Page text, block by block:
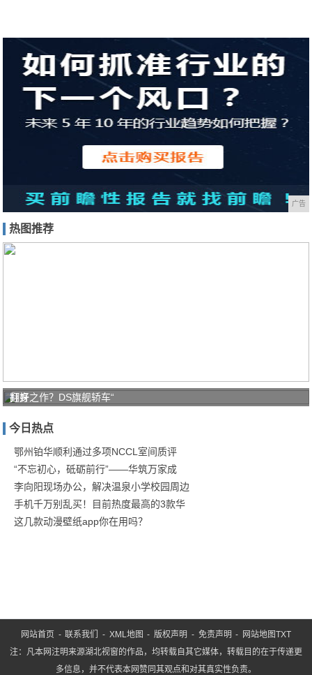
广告
热图推荐
打好
防疫
保卫
战！
商汤
翻身之作？DS旗舰轿车“
今日热点
鄂州铂华顺利通过多项NCCL室间质评
“不忘初心，砥砺前行”——华筑万家成
李向阳现场办公，解决温泉小学校园周边
手机千万别乱买！目前热度最高的3款华
这几款动漫壁纸app你在用吗？
网站首页 -联系我们 - XML地图 -版权声明 - 免责声明 - 网站地图TXT
注：凡本网注明来源湖北视窗的作品，均转载自其它媒体，转载目的在于传递更
多信息，并不代表本网赞同其观点和对其真实性负责。